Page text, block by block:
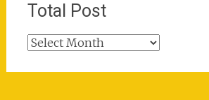
Total Post
Total